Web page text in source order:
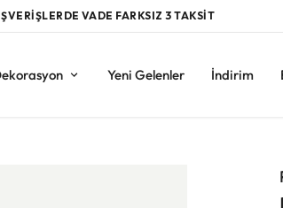
VADE FARKSIZ 3 TAKSİT
Yeni Gelenler İndirim